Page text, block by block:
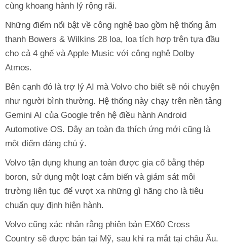
cùng khoang hành lý rộng rãi.
Những điểm nổi bật về công nghệ bao gồm hệ thống âm
thanh Bowers & Wilkins 28 loa, loa tích hợp trên tựa đầu
cho cả 4 ghế và Apple Music với công nghệ Dolby
Atmos.
Bên cạnh đó là trợ lý AI mà Volvo cho biết sẽ nói chuyện
như người bình thường. Hệ thống này chạy trên nền tảng
Gemini AI của Google trên hệ điều hành Android
Automotive OS. Dây an toàn đa thích ứng mới cũng là
một điểm đáng chú ý.
Volvo tận dụng khung an toàn được gia cố bằng thép
boron, sử dụng một loạt cảm biến và giám sát môi
trường liên tục để vượt xa những gì hãng cho là tiêu
chuẩn quy định hiện hành.
Volvo cũng xác nhận rằng phiên bản EX60 Cross
Country sẽ được bán tại Mỹ, sau khi ra mắt tại châu Âu.